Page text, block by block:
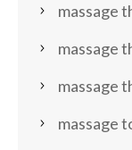
massage
massage
massage
massage